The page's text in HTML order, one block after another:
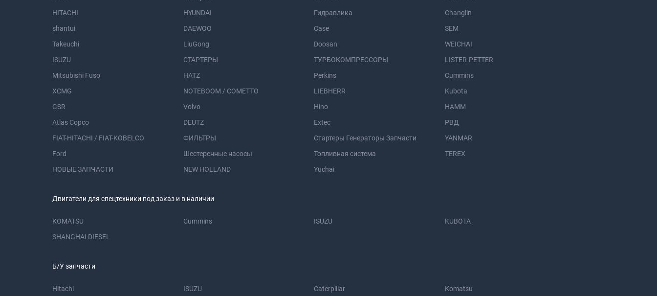
HITACHI
HYUNDAI Гидравлика
Changlin
shantui
DAEWOO Case
SEM
Takeuchi
LiuGong Doosan
WEICHAI
ISUZU
СТАРТЕРЫ ТУРБОКОМПРЕССОРЫ
LISTER-PETTER
Mitsubishi Fuso
HATZ Perkins
Cummins
XCMG
NOTEBOOM / COMETTO LIEBHERR
Kubota
GSR
Volvo Hino
HAMM
Atlas Copco
DEUTZ Extec
РВД
FIAT-HITACHI / FIAT-KOBELCO
ФИЛЬТРЫ Стартеры Генераторы Запчасти
YANMAR
Ford
Шестеренные насосы Топливная система
TEREX
НОВЫЕ ЗАПЧАСТИ
NEW HOLLAND Yuchai
Двигатели для спецтехники под заказ и в наличии
KOMATSU Cummins ISUZU
KUBOTA
SHANGHAI DIESEL
Б/У запчасти
Hitachi ISUZU Caterpillar Komatsu